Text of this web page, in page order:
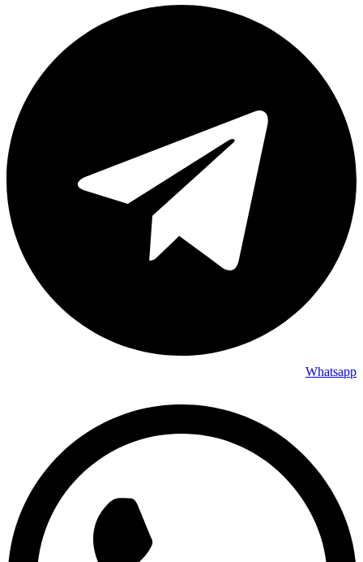
Whatsapp